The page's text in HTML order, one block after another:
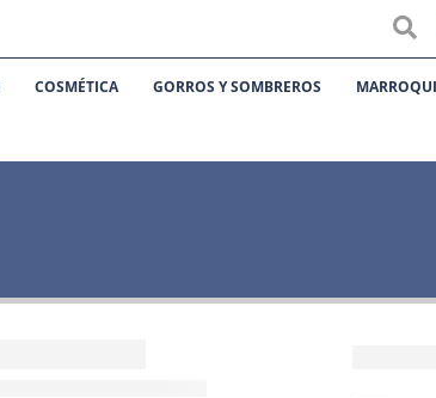
COSMÉTICA GORROS Y SOMBREROS